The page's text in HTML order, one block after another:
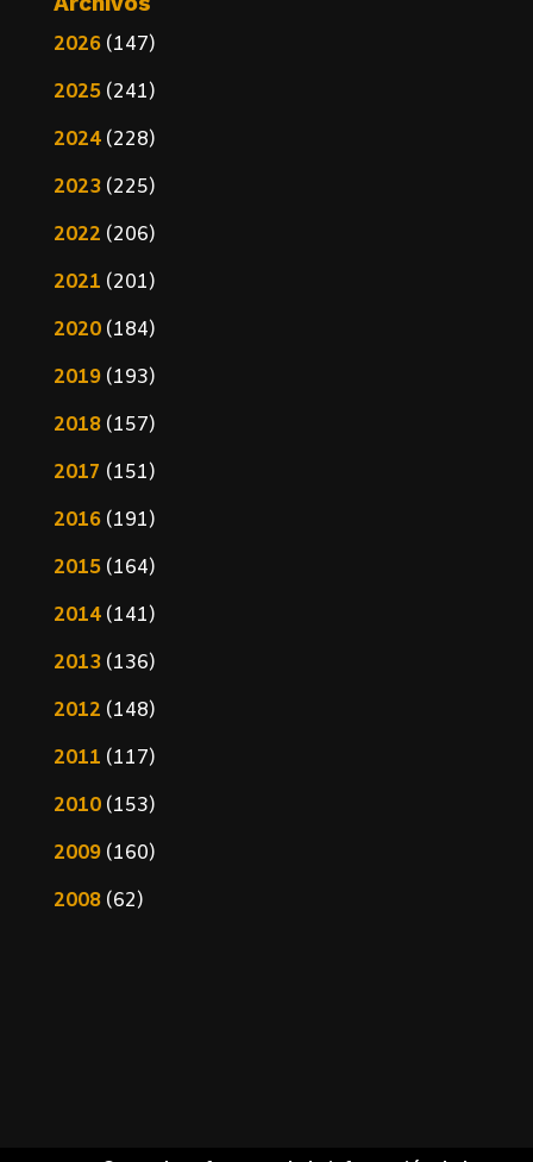
2026(147)
2025(241)
2024(228)
2023(225)
2022 (206)
2021 (201)
2020(184)
2019(193)
2018(157)
2017 (151)
2016(191)
2015(164)
2014(141)
2013(136)
2012 (148)
2011 (117)
2010(153)
2009(160)
2008(62)